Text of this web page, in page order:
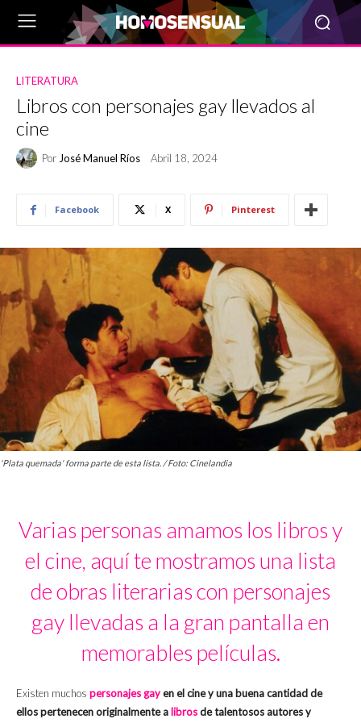
LITERATURA
Libros con personajes gay llevados al
cine
Por José Manuel Ríos Abril 18, 2024
Facebook X Pinterest
'Plata quemada' forma parte de esta lista. / Foto: Cinelandia
Varias personas amamos los libros y
el cine, aquí te mostramos una lista
de obras literarias con personajes
gay llevadas a la gran pantalla en
memorables películas.
Existen muchos personajes gayen el cine y una buena cantidad de
ellos pertenecen originalmente a librosde talentosos autores y